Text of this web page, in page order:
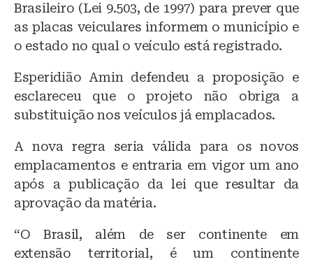
Brasileiro (Lei 9.503, de 1997) para prever que
as placas veiculares informem o município e
o estado no qual o veículo está registrado.
Esperidião Amin defendeu a proposição e
esclareceu que o projeto não obriga a
substituição nos veículos já emplacados.
A nova regra seria válida para os novos
emplacamentos e entraria em vigor um ano
após a publicação da lei que resultar da
aprovação da matéria.
“O Brasil, além de ser continente em
extensão territorial, é um continente